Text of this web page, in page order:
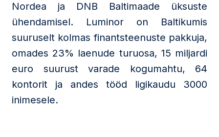
Nordea ja DNB Baltimaade üksuste
ühendamisel. Luminor on Baltikumis
suuruselt kolmas finantsteenuste pakkuja,
omades 23% laenude turuosa, 15 miljardi
euro suurust varade kogumahtu, 64
kontorit ja andes tööd ligikaudu 3000
inimesele.